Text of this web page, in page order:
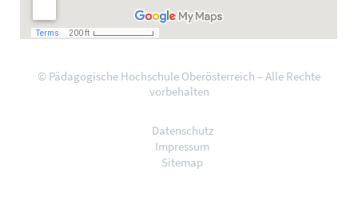
© Pädagogische Hochschule Oberösterreich – Alle Rechte
vorbehalten
Datenschutz
Impressum
Sitemap